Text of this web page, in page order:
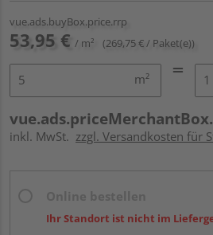
vue.ads.buyBox.price.rrp
53,95 € / m² (269,75 € / Paket(e))
m²
inkl. MwSt. zzgl. Versandkosten für
Ihr Standort ist nicht im